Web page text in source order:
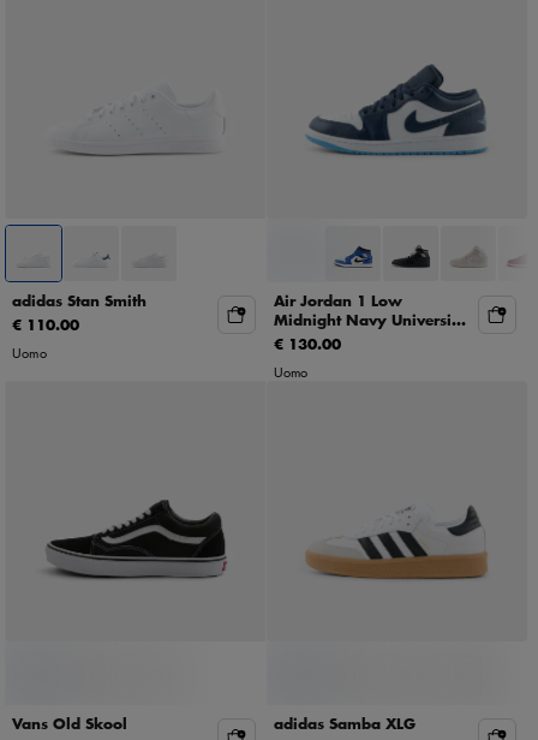
adidas Stan Smith
€ 110.00
Uomo
Air Jordan 1 Low
Midnight Navy University
Blue
€ 130.00
Uomo
Vans Old Skool
adidas Samba XLG